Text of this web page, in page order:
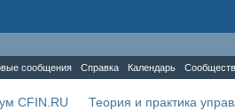
сообщения Справка Календарь
CFIN.RU
Теория и практика